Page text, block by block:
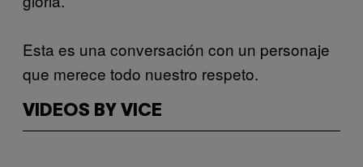
Esta es una conversación con un personaje
que merece todo nuestro respeto.
VIDEOS BY VICE